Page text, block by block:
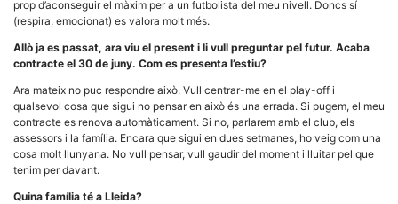
prop d’aconseguir el màxim per a un futbolista del meu nivell. Doncs sí
(respira, emocionat) es valora molt més.
Allò ja es passat, ara viu el present i li vull preguntar pel futur. Acaba
contracte el 30 de juny. Com es presenta l’estiu?
Ara mateix no puc respondre això. Vull centrar-me en el play-off i
qualsevol cosa que sigui no pensar en això és una errada. Si pugem, el meu
contracte es renova automàticament. Si no, parlarem amb el club, els
assessors i la família. Encara que sigui en dues setmanes, ho veig com una
cosa molt llunyana. No vull pensar, vull gaudir del moment i lluitar pel que
tenim per davant.
Quina família té a Lleida?